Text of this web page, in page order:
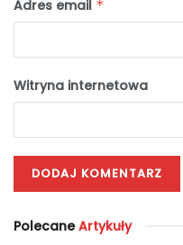
Adres email *
Witryna internetowa
PolecaneArtykuły